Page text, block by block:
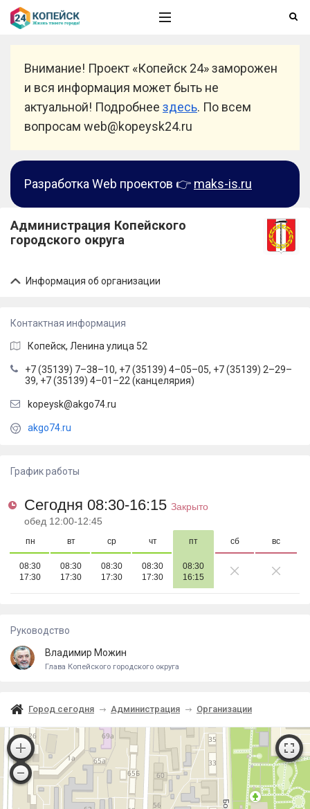
Внимание! Проект «Копейск 24» заморожен
и вся информация может быть не
актуальной! Подробнее здесь. По всем
вопросам web@kopeysk24.ru
Разработка Web проектов 👉 maks-is.ru
Администрация Копейского
городского округа
Информация об организации
Контактная информация
Копейск, Ленина улица 52
+7 (35139) 7–38–10, +7 (35139) 4–05–05, +7 (35139) 2–29–
39, +7 (35139) 4–01–22 (канцелярия)
kopeysk@akgo74.ru
akgo74.ru
График работы
Сегодня 08:30-16:15 Закрыто
обед 12:00-12:45
пн вт ср чт пт сб вс
08:30
17:30
08:30
17:30
08:30
17:30
08:30
17:30
08:30
16:15
Руководство
Владимир Можин
Глава Копейского городского округа
Город сегодня Администрация Организации